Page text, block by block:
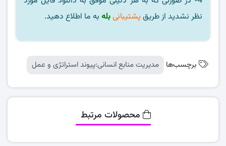
نظر نشدید از طریقپشتیبانیبله به ما اطلاع دهید.
برچسب‌ها مدیریت منابع انسانی:پیوند استراتژی و عمل
محصولات مرتبط